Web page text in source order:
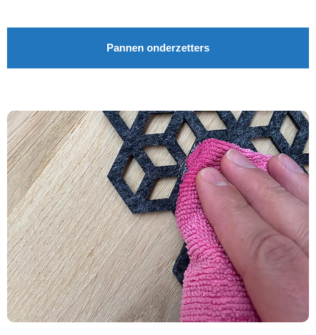
Pannen onderzetters